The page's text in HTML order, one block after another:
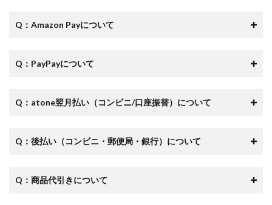
Q： Amazon Payについて
Q：PayPayについて
Q：atone翌月払い（コンビニ/口座振替）について
Q：後払い（コンビニ・郵便局・銀行）について
Q：商品代引きについて